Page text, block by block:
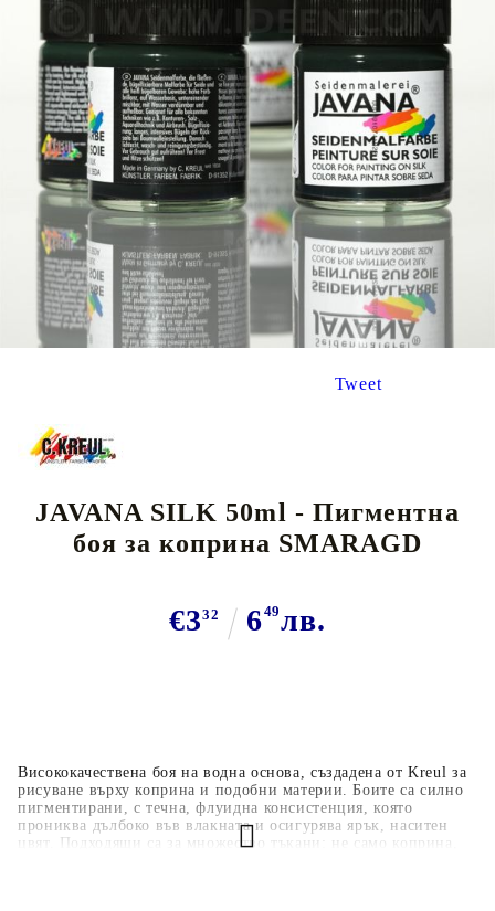
Tweet
JAVANA SILK 50ml - Пигментна
боя за коприна SMARAGD
€332 649лв.
Висококачествена боя на водна основа, създадена от Kreul за
рисуване върху коприна и подобни материи. Боите са силно
пигментирани, с течна, флуидна консистенция, която
прониква дълбоко във влакната и осигурява ярък, наситен
цвят. Подходящи са за множество тъкани: не само коприна,